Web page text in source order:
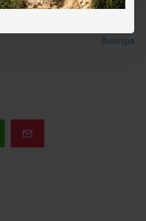
Διόπτρα